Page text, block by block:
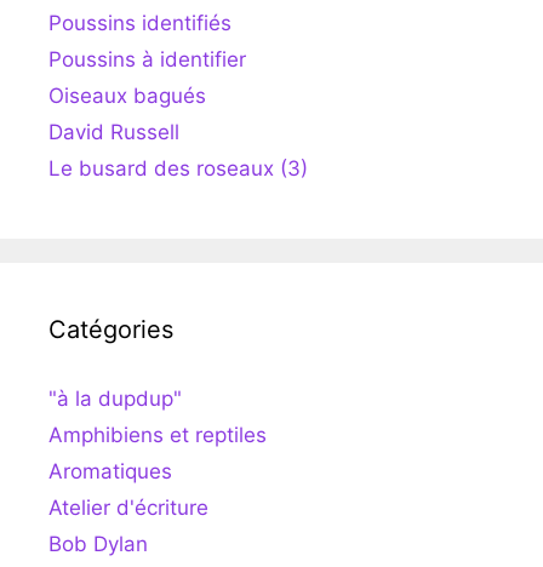
Poussins identifiés
Poussins à identifier
Oiseaux bagués
David Russell
Le busard des roseaux (3)
Catégories
"à la dupdup"
Amphibiens et reptiles
Aromatiques
Atelier d'écriture
Bob Dylan